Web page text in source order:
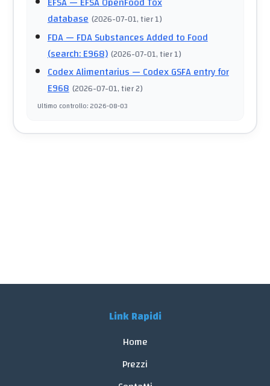
database (2026-07-01, tier 1)
FDA— FDA Substances Added to Food
(search: E968) (2026-07-01, tier 1)
Codex Alimentarius— Codex GSFA entry for
E968 (2026-07-01, tier 2)
Ultimo controllo:2026-08-03
Link Rapidi
Home
Prezzi